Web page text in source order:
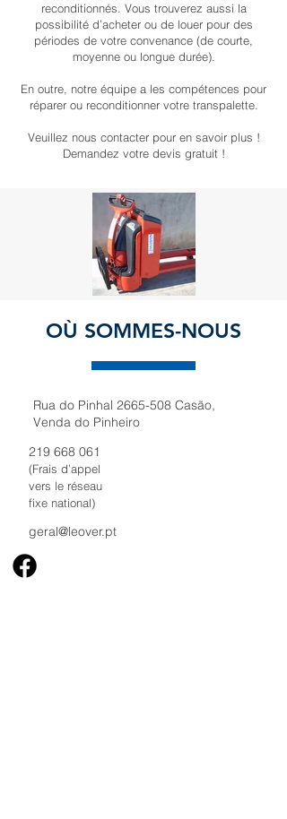
reconditionnés. Vous trouverez aussi la
possibilité d’acheter ou de louer pour des
périodes de votre convenance (de courte,
moyenne ou longue durée).
En outre, notre équipe a les compétences pour
réparer ou reconditionner votre transpalette.
Veuillez nous contacter pour en savoir plus !
Demandez votre devis gratuit !
OÙ SOMMES-NOUS
Rua do Pinhal 2665-508 Casão,
Venda do Pinheiro
219 668 061
(Frais d’appel
vers le réseau
fixe national)
geral@leover.pt